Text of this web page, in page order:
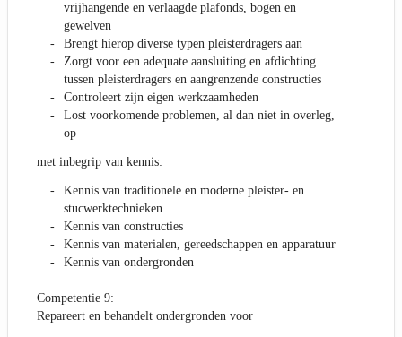
vrijhangende en verlaagde plafonds, bogen en
gewelven
Brengt hierop diverse typen pleisterdragers aan
Zorgt voor een adequate aansluiting en afdichting
tussen pleisterdragers en aangrenzende constructies
Controleert zijn eigen werkzaamheden
Lost voorkomende problemen, al dan niet in overleg,
op
met inbegrip van kennis:
Kennis van traditionele en moderne pleister- en
stucwerktechnieken
Kennis van constructies
Kennis van materialen, gereedschappen en apparatuur
Kennis van ondergronden
Competentie 9:
Repareert en behandelt ondergronden voor